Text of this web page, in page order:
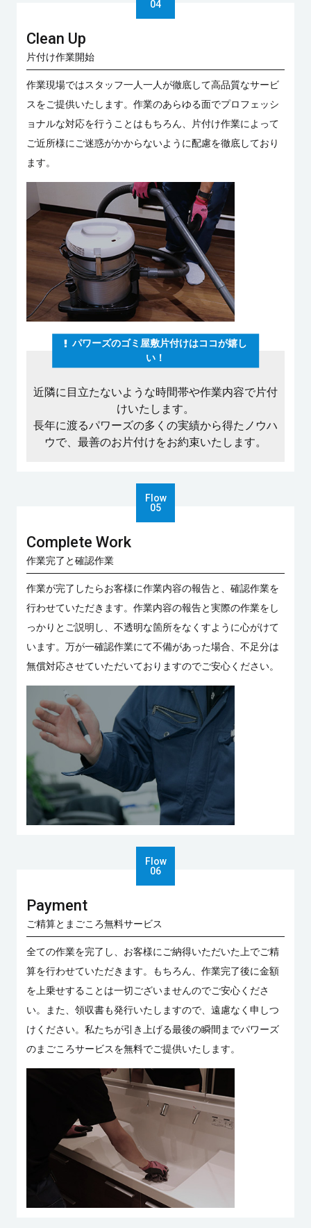
Clean Up
片付け作業開始
作業現場ではスタッフ一人一人が徹底して高品質なサービ
スをご提供いたします。作業のあらゆる面でプロフェッシ
ョナルな対応を行うことはもちろん、片付け作業によって
ご近所様にご迷惑がかからないように配慮を徹底しており
ます。
パワーズのゴミ屋敷片付けはココが嬉し
い！
近隣に目立たないような時間帯や作業内容で片付
けいたします。
長年に渡るパワーズの多くの実績から得たノウハ
ウで、最善のお片付けをお約束いたします。
Complete Work
作業完了と確認作業
作業が完了したらお客様に作業内容の報告と、確認作業を
行わせていただきます。作業内容の報告と実際の作業をし
っかりとご説明し、不透明な箇所をなくすように心がけて
います。万が一確認作業にて不備があった場合、不足分は
無償対応させていただいておりますのでご安心ください。
Payment
ご精算とまごころ無料サービス
全ての作業を完了し、お客様にご納得いただいた上でご精
算を行わせていただきます。もちろん、作業完了後に金額
を上乗せすることは一切ございませんのでご安心くださ
い。また、領収書も発行いたしますので、遠慮なく申しつ
けください。私たちが引き上げる最後の瞬間までパワーズ
のまごころサービスを無料でご提供いたします。